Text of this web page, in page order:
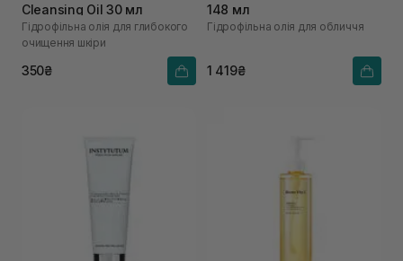
Cleansing Oil 30 мл
Гідрофільна олія для глибокого
очищення шкіри
350₴
148 мл
Гідрофільна олія для обличчя
1 419₴